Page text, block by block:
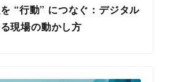
“行動” につなぐ：デジタル
現場の動かし方